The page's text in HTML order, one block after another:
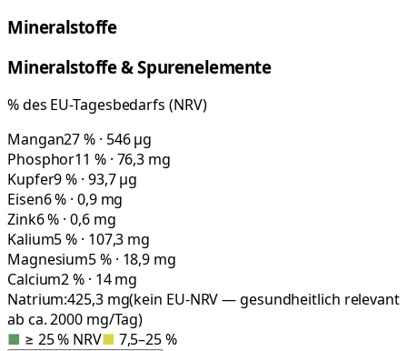
Mineralstoffe
Mineralstoffe & Spurenelemente
% des EU-Tagesbedarfs (NRV)
Mangan27 % · 546 µg
Phosphor11 % · 76,3 mg
Kupfer9 % · 93,7 µg
Eisen6 % · 0,9 mg
Zink6 % · 0,6 mg
Kalium5 % · 107,3 mg
Magnesium5 % · 18,9 mg
Calcium2 % · 14 mg
Natrium:425,3mg(kein EU-NRV — gesundheitlich relevant
ab ca. 2000 mg/Tag)
■ ≥ 25 % NRV■ 7,5–25 %